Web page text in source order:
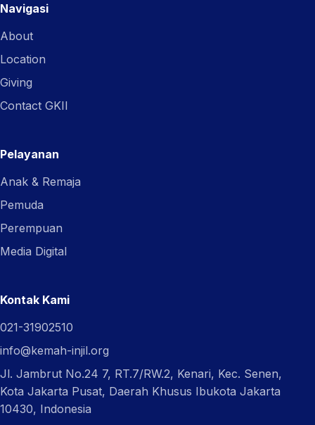
Navigasi
About
Location
Giving
Contact GKII
Pelayanan
Anak & Remaja
Pemuda
Perempuan
Media Digital
Kontak Kami
021-31902510
info@kemah-injil.org
Jl. Jambrut No.24 7, RT.7/RW.2, Kenari, Kec. Senen,
Kota Jakarta Pusat, Daerah Khusus Ibukota Jakarta
10430, Indonesia